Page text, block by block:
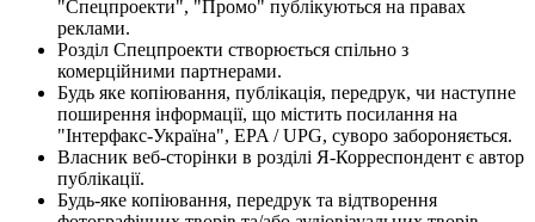
"Спецпроекти", "Промо" публікуються на правах
реклами.
Розділ Спецпроекти створюється спільно з
комерційними партнерами.
Будь яке копіювання, публікація, передрук, чи наступне
поширення інформації, що містить посилання на
"Інтерфакс-Україна", EPA / UPG, суворо забороняється.
Власник веб-сторінки в розділі Я-Корреспондент є автор
публікації.
Будь-яке копіювання, передрук та відтворення